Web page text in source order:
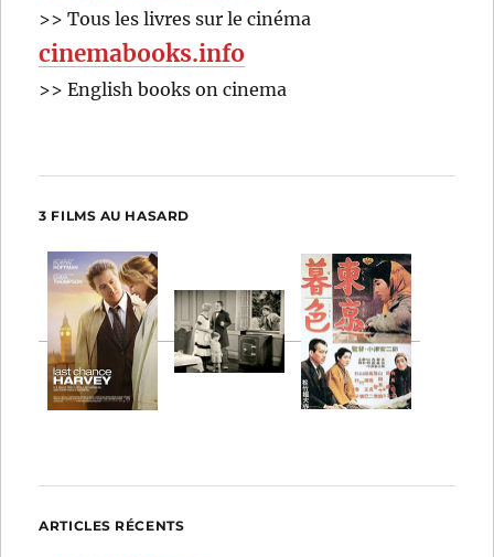
>> Tous les livres sur le cinéma
cinemabooks.info
>> English books on cinema
3 FILMS AU HASARD
ARTICLES RÉCENTS